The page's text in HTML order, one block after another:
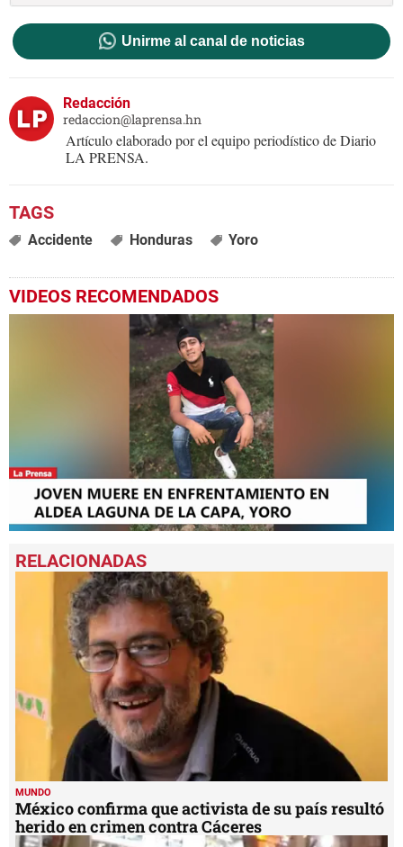
Unirme al canal de noticias
Redacción
redaccion@laprensa.hn
Artículo elaborado por el equipo periodístico de Diario
LA PRENSA.
Accidente Honduras Yoro
VIDEOS RECOMENDADOS
seconds
of
MUNDO
México confirma que activista de su país resultó
herido en crimen contra Cáceres